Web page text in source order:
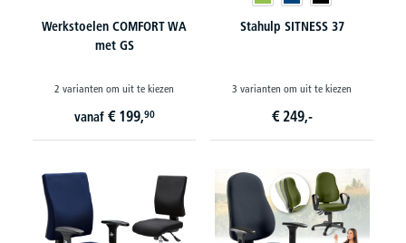
Werkstoelen COMFORT WA
met GS
2 varianten om uit te kiezen
vanaf € 199,90
Stahulp SITNESS 37
3 varianten om uit te kiezen
€ 249,-